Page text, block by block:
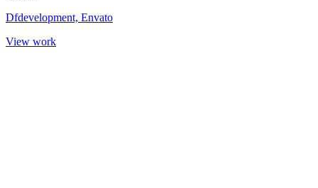
Dfdevelopment, Envato
View work